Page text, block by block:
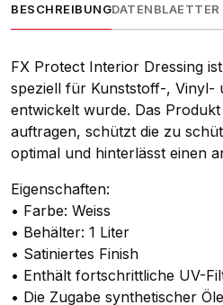
BESCHREIBUNGDATENBLAETTER
FX Protect Interior Dressing
speziell für Kunststoff-, Vinyl-
entwickelt wurde. Das
auftragen, schützt die zu
optimal und hinterlässt einen
Eigenschaften:
• Farbe: Weiss
• Behälter: 1 Liter
• Satiniertes Finish
• Enthält fortschrittliche UV-
• Die Zugabe synthetischer